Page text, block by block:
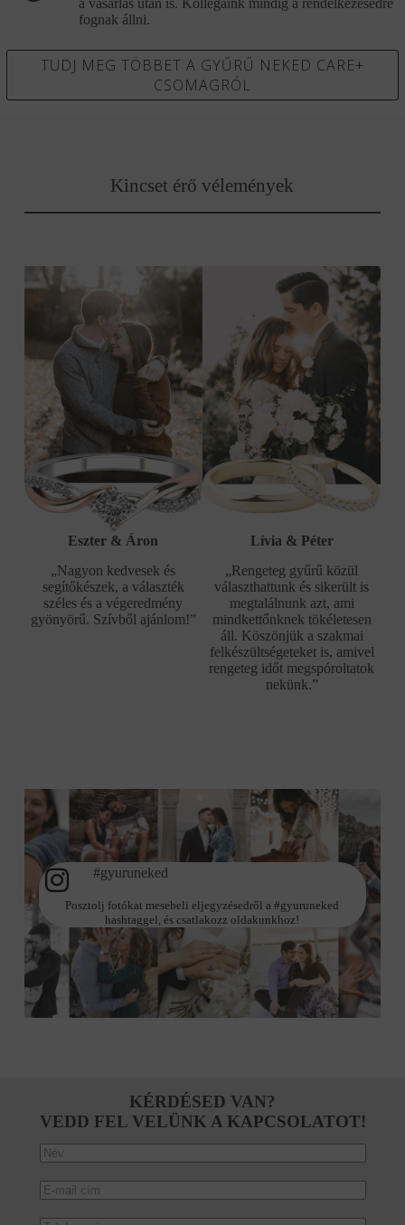
fognak állni.
TUDJ MEG TÖBBET A GYŰRŰ NEKED CARE+
CSOMAGRÓL
Kincset érő vélemények
Eszter & Áron
„Nagyon kedvesek és
segítőkészek, a választék
széles és a végeredmény
gyönyörű. Szívből ajánlom!”
Lívia & Péter
„Rengeteg gyűrű közül
választhattunk és sikerült is
megtalálnunk azt, ami
mindkettőnknek tökéletesen
áll. Köszönjük a szakmai
felkészültségeteket is, amivel
rengeteg időt megspóroltatok
nekünk.”
#gyuruneked
Posztolj fotókat mesebeli eljegyzésedről a #gyuruneked
hashtaggel, és csatlakozz oldakunkhoz!
KÉRDÉSED VAN?
VEDD FEL VELÜNK A KAPCSOLATOT!